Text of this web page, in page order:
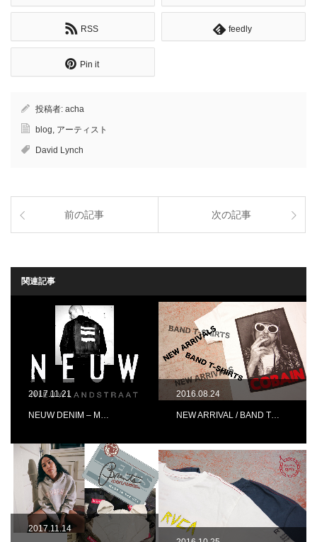
RSS feedly
Pin it
投稿者: acha
blog, アーティスト
David Lynch
前の記事 次の記事
関連記事
2017.11.21
NEUW DENIM – M…
2016.08.24
NEW ARRIVAL / BAND T…
2017.11.14